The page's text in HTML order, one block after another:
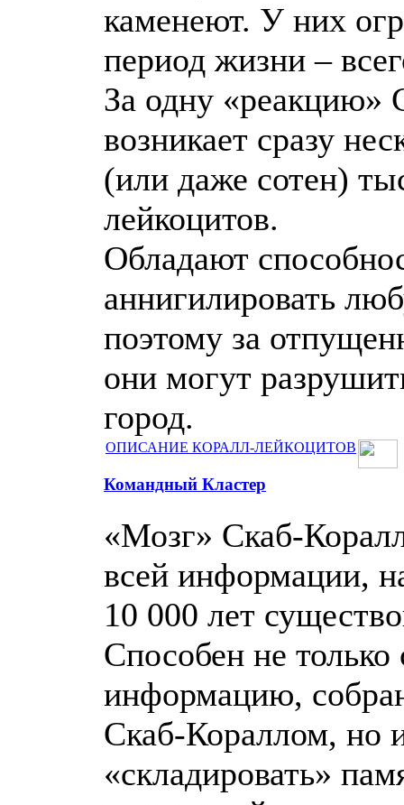
каменеют. У них
период жизни –
За одну «реакцию»
возникает сразу
(или даже сотен)
лейкоцитов.
Обладают
аннигилировать
поэтому за
они могут
город.
ОПИСАНИЕ КОРАЛЛ-ЛЕЙКОЦИТОВ
Командный Кластер
«Мозг» Скаб-
всей информации,
10 000 лет
Способен не только
информацию,
Скаб-Кораллом, но
«складировать»